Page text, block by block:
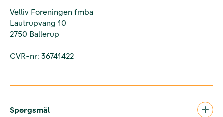
Velliv Foreningen fmba
Lautrupvang 10
2750 Ballerup
CVR-nr: 36741422
Spørgsmål